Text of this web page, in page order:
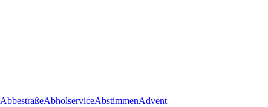
AbbestraßeAbholserviceAbstimmenAdvent